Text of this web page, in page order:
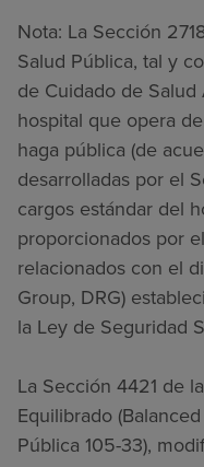
Nota: La Sección
Salud Pública, tal y
de Cuidado de
hospital que opera
haga pública (de
desarrolladas por el
cargos estándar del
proporcionados por
relacionados con el
Group, DRG)
la Ley de Seguridad
La Sección 4421 de
Equilibrado
Pública 105-33),